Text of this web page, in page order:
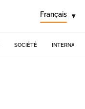
Français ▾
SOCIÉTÉ